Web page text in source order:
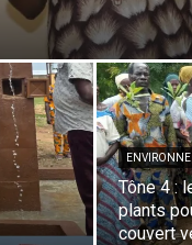
Tône 4 :
plants
couvert